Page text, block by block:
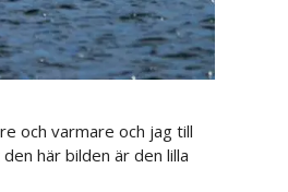
och varmare och jag till
här bilden är den lilla